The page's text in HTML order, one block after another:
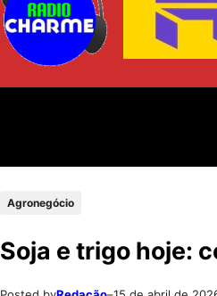
Agronegócio
Soja e trigo hoje: